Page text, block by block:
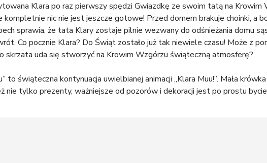
Klara po raz pierwszy spędzi Gwiazdkę ze swoim tatą na Krowim
kompletnie nic nie jest jeszcze gotowe! Przed domem brakuje choinki, a
sprawia, że tata Klary zostaje pilnie wezwany do odśnieżania domu
Co pocznie Klara? Do Świąt zostało już tak niewiele czasu! Może z
skrzata uda się stworzyć na Krowim Wzgórzu świąteczną atmosferę?
to świąteczna kontynuacja uwielbianej animacji „Klara Muu!”. Mała
nie tylko prezenty, ważniejsze od pozorów i dekoracji jest po prostu